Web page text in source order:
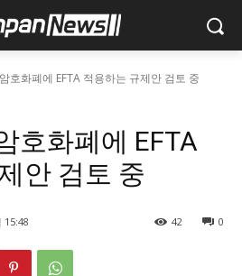
호화폐에 EFTA 적용하는 규제안 검토 중
호화폐에 EFTA
안 검토 중
15:48 0
42